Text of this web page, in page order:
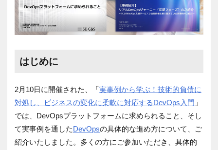
はじめに
2月10日に開催された、「実事例から学ぶ！技術的負債に
対処し、ビジネスの変化に柔軟に対応するDevOps入門 」
では、DevOpsプラットフォームに求められること、そし
て実事例を通したDevOpsの具体的な進め方について、ご
紹介いたしました。多くの方にご参加いただき、具体的